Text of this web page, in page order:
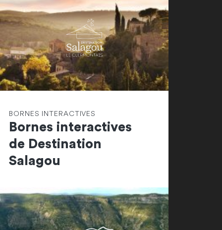
BORNES INTERACTIVES
Bornes interactives
de Destination
Salagou